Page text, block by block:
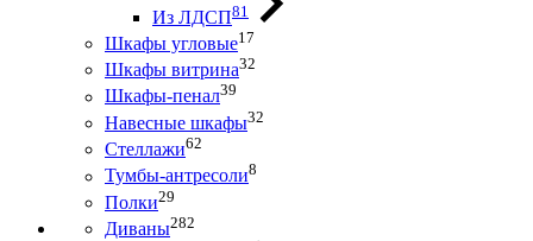
Из ЛДСП81
Шкафы угловые17
Шкафы витрина32
Шкафы-пенал39
Навесные шкафы32
Стеллажи62
Тумбы-антресоли8
Полки29
Диваны282